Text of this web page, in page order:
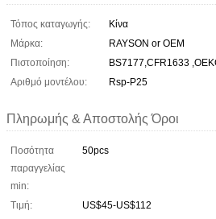
Τόπος καταγωγής:
Κίνα
Μάρκα:
RAYSON or OEM
Πιστοποίηση:
BS7177,CFR1633
Αριθμό μοντέλου:
Rsp-P25
Πληρωμής & Αποστολής Όροι
Ποσότητα
παραγγελίας
min:
50pcs
Τιμή:
US$45-US$112